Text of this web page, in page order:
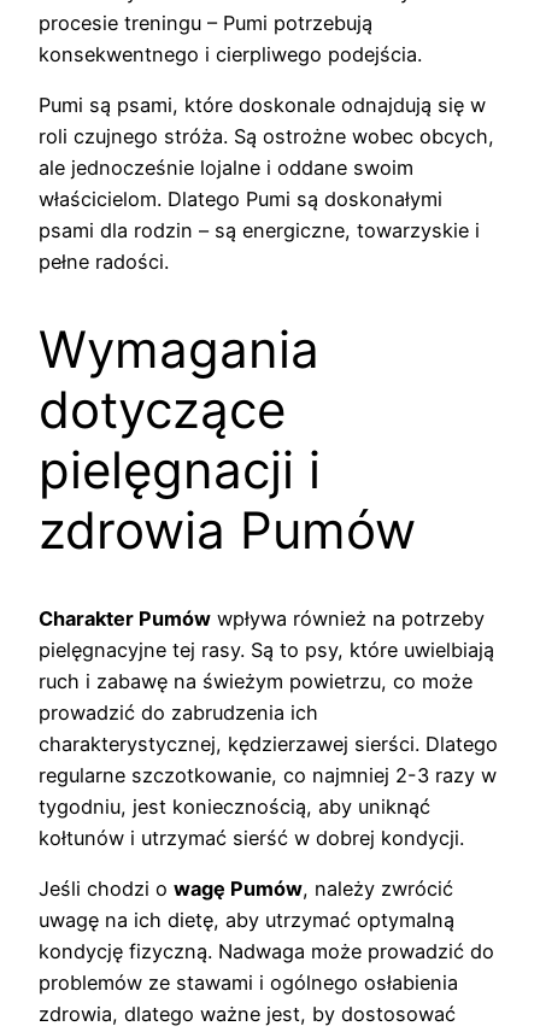
procesie treningu – Pumi potrzebują
konsekwentnego i cierpliwego podejścia.
Pumi są psami, które doskonale odnajdują się w
roli czujnego stróża. Są ostrożne wobec obcych,
ale jednocześnie lojalne i oddane swoim
właścicielom. Dlatego Pumi są doskonałymi
psami dla rodzin – są energiczne, towarzyskie i
pełne radości.
Wymagania
dotyczące
pielęgnacji i
zdrowia Pumów
Charakter Pumów wpływa również na potrzeby
pielęgnacyjne tej rasy. Są to psy, które uwielbiają
ruch i zabawę na świeżym powietrzu, co może
prowadzić do zabrudzenia ich
charakterystycznej, kędzierzawej sierści. Dlatego
regularne szczotkowanie, co najmniej 2-3 razy w
tygodniu, jest koniecznością, aby uniknąć
kołtunów i utrzymać sierść w dobrej kondycji.
Jeśli chodzi o wagę Pumów, należy zwrócić
uwagę na ich dietę, aby utrzymać optymalną
kondycję fizyczną. Nadwaga może prowadzić do
problemów ze stawami i ogólnego osłabienia
zdrowia, dlatego ważne jest, by dostosować